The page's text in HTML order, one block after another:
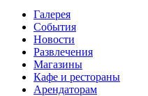
Галерея
События
Новости
Развлечения
Магазины
Кафе и рестораны
Арендаторам